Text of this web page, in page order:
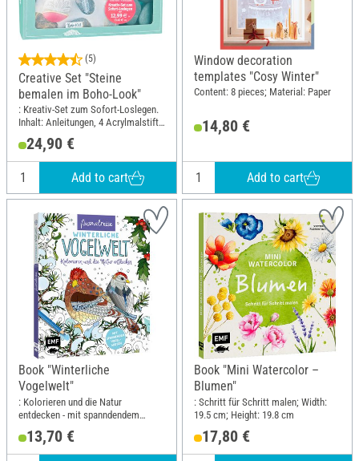
(5)
Creative Set "Steine
bemalen im Boho-Look"
: Kreativ-Set zum Sofort-Loslegen.
Inhalt: Anleitungen, 4 Acrylmalstift;
Length: 26.2 cm; Width: 22.8 cm;
Height: 3.5 cm
24,90 €
Add to cart
Window decoration
templates "Cosy Winter"
Content: 8 pieces; Material: Paper
14,80 €
Add to cart
Book "Winterliche
Vogelwelt"
: Kolorieren und die Natur
entdecken - mit spanndendem
Vogelwissen; Width: 20 cm; Height:
23.5 cm
13,70 €
Book "Mini Watercolor –
Blumen"
: Schritt für Schritt malen; Width:
19.5 cm; Height: 19.8 cm
17,80 €